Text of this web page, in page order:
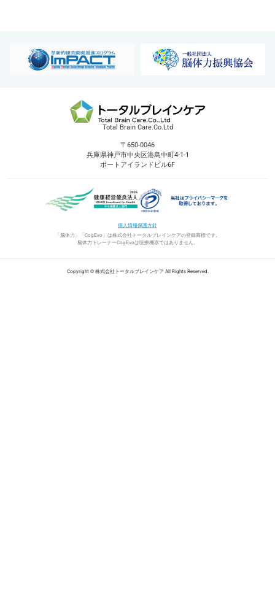
Total Brain Care.Co.Ltd
〒650-0046
兵庫県神戸市中央区港島中町4-1-1
ポートアイランドビル6F
個人情報保護方針
「脳体力」「CogEvo」は株式会社トータルブレインケアの登録商標です。
脳体力トレーナーCogEvoは医療機器ではありません。
Copyright © 株式会社トータルブレインケア All Rights Reserved.